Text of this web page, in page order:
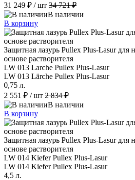
31 249 ₽ / шт 34 721 ₽
В наличии
В корзину
Защитная лазурь Pullex Plus-Lasur для
основе растворителя
LW 013 Larche Pullex Plus-Lasur
LW 013 Lärche Pullex Plus-Lasur
0,75 л.
2 551 ₽ / шт 2 834 ₽
В наличии
В корзину
Защитная лазурь Pullex Plus-Lasur для
основе растворителя
LW 014 Kiefer Pullex Plus-Lasur
LW 014 Kiefer Pullex Plus-Lasur
4,5 л.